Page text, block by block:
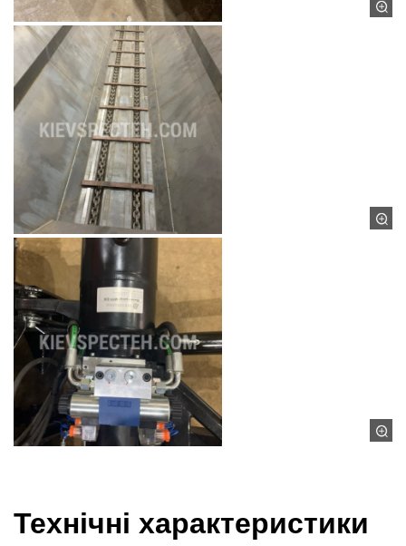
Технічні характеристики